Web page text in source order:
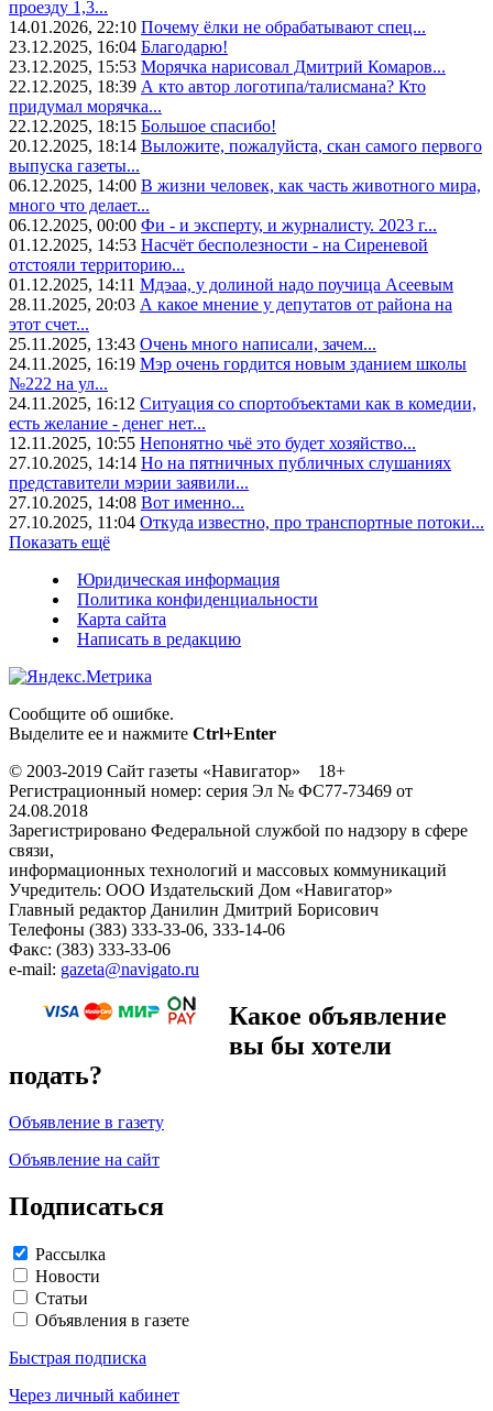
проезду 1,3...
14.01.2026, 22:10 Почему ёлки не обрабатывают спец...
23.12.2025, 16:04 Благодарю!
23.12.2025, 15:53 Морячка нарисовал Дмитрий Комаров...
22.12.2025, 18:39 А кто автор логотипа/талисмана? Кто
придумал морячка...
22.12.2025, 18:15 Большое спасибо!
20.12.2025, 18:14 Выложите, пожалуйста, скан самого первого
выпуска газеты...
06.12.2025, 14:00 В жизни человек, как часть животного мира,
много что делает...
06.12.2025, 00:00 Фи - и эксперту, и журналисту. 2023 г...
01.12.2025, 14:53 Насчёт бесполезности - на Сиреневой
отстояли территорию...
01.12.2025, 14:11 Мдэаа, у долиной надо поучица Асеевым
28.11.2025, 20:03 А какое мнение у депутатов от района на
этот счет...
25.11.2025, 13:43 Очень много написали, зачем...
24.11.2025, 16:19 Мэр очень гордится новым зданием школы
№222 на ул...
24.11.2025, 16:12 Ситуация со спортобъектами как в комедии,
есть желание - денег нет...
12.11.2025, 10:55 Непонятно чьё это будет хозяйство...
27.10.2025, 14:14 Но на пятничных публичных слушаниях
представители мэрии заявили...
27.10.2025, 14:08 Вот именно...
27.10.2025, 11:04 Откуда известно, про транспортные потоки...
Показать ещё
Юридическая информация
Политика конфиденциальности
Карта сайта
Написать в редакцию
Сообщите об ошибке.
Выделите ее и нажмите Ctrl+Enter
© 2003-2019 Сайт газеты «Навигатор» 18+
Регистрационный номер: серия Эл № ФС77-73469 от
24.08.2018
Зарегистрировано Федеральной службой по надзору в сфере
связи,
информационных технологий и массовых коммуникаций
Учредитель: ООО Издательский Дом «Навигатор»
Главный редактор Данилин Дмитрий Борисович
Телефоны (383) 333-33-06, 333-14-06
Факс: (383) 333-33-06
e-mail: gazeta@navigato.ru
Какое объявление
вы бы хотели
подать?
Объявление в газету
Объявление на сайт
Подписаться
Рассылка
Новости
Статьи
Объявления в газете
Быстрая подписка
Через личный кабинет